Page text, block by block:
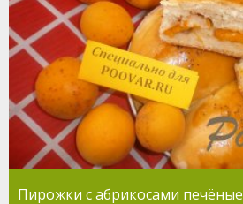
Пирожки с абрикосами печёные